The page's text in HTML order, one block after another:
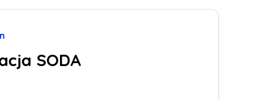
SODA